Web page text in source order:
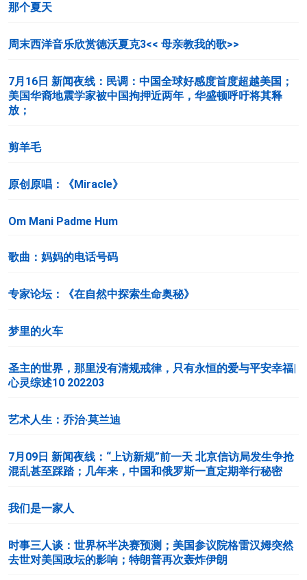
那个夏天
周末西洋音乐欣赏德沃夏克3<< 母亲教我的歌>>
7月16日 新闻夜线：民调：中国全球好感度首度超越美国；
美国华裔地震学家被中国拘押近两年，华盛顿呼吁将其释
放；
剪羊毛
原创原唱：《Miracle》
Om Mani Padme Hum
歌曲：妈妈的电话号码
专家论坛：《在自然中探索生命奥秘》
梦里的火车
圣主的世界，那里没有清规戒律，只有永恒的爱与平安幸福|
心灵综述10 202203
艺术人生：乔治·莫兰迪
7月09日 新闻夜线：“上访新规”前一天 北京信访局发生争抢
混乱甚至踩踏；几年来，中国和俄罗斯一直定期举行秘密
我们是一家人
时事三人谈：世界杯半决赛预测；美国参议院格雷汉姆突然
去世对美国政坛的影响；特朗普再次轰炸伊朗